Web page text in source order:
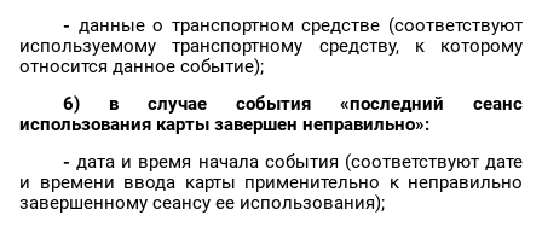
- данные о транспортном средстве (соответствуют
используемому транспортному средству, к которому
относится данное событие);
6) в случае события «последний сеанс
использования карты завершен неправильно»:
-дата и время начала события (соответствуют дате
и времени ввода карты применительно к неправильно
завершенному сеансу ее использования);